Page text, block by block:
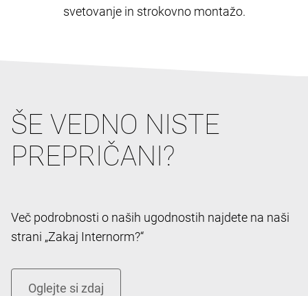
svetovanje in strokovno montažo.
ŠE VEDNO NISTE
PREPRIČANI?
Več podrobnosti o naših ugodnostih najdete na naši
strani „Zakaj Internorm?“